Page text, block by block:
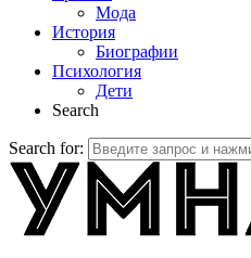
Мода
История
Биографии
Психология
Дети
Search
Search for: